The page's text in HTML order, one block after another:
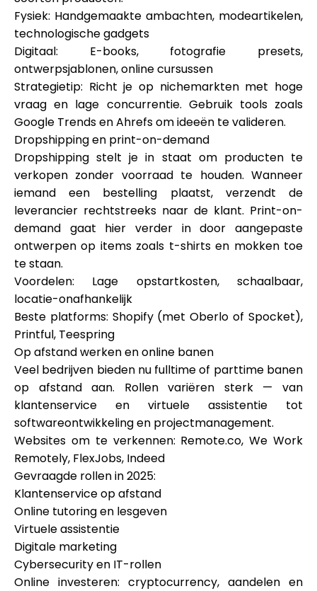
Fysiek: Handgemaakte ambachten, modeartikelen,
technologische gadgets
Digitaal: E-books, fotografie presets,
ontwerpsjablonen, online cursussen
Strategietip: Richt je op nichemarkten met hoge
vraag en lage concurrentie. Gebruik tools zoals
Google Trends en Ahrefs om ideeën te valideren.
Dropshipping en print-on-demand
Dropshipping stelt je in staat om producten te
verkopen zonder voorraad te houden. Wanneer
iemand een bestelling plaatst, verzendt de
leverancier rechtstreeks naar de klant. Print-on-
demand gaat hier verder in door aangepaste
ontwerpen op items zoals t-shirts en mokken toe
te staan.
Voordelen: Lage opstartkosten, schaalbaar,
locatie-onafhankelijk
Beste platforms: Shopify (met Oberlo of Spocket),
Printful, Teespring
Op afstand werken en online banen
Veel bedrijven bieden nu fulltime of parttime banen
op afstand aan. Rollen variëren sterk — van
klantenservice en virtuele assistentie tot
softwareontwikkeling en projectmanagement.
Websites om te verkennen: Remote.co, We Work
Remotely, FlexJobs, Indeed
Gevraagde rollen in 2025:
Klantenservice op afstand
Online tutoring en lesgeven
Virtuele assistentie
Digitale marketing
Cybersecurity en IT-rollen
Online investeren: cryptocurrency, aandelen en